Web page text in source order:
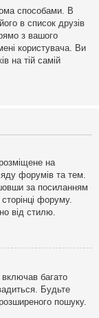
способами. В
в список друзів
з вашого
користувача. Ви
на тій самій
на
форумів та тем.
за посиланням
форуму.
від стилю.
багато
Будьте
пошуку.